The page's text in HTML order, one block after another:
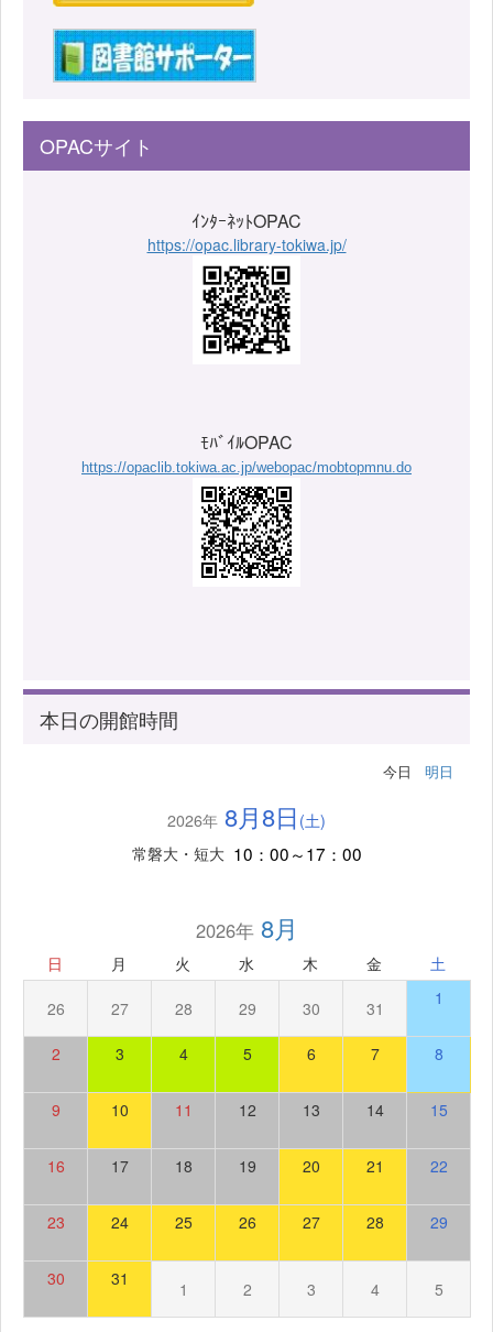
OPACサイト
ｲﾝﾀｰﾈｯﾄOPAC
https://opac.library-tokiwa.jp/
ﾓﾊﾞｲﾙOPAC
https://opaclib.tokiwa.ac.jp/webopac/mobtopmnu.do
本日の開館時間
今日 明日
2026年 8月8日 (土)
常磐大・短大 10：00～17：00
2026年8月
日 月 火 水 木 金 土
26 27 28 29 30 31 1
2 3 4 5 6 7 8
9 10 11 12 13 14 15
16 17 18 19 20 21 22
23 24 25 26 27 28 29
30 31 1 2 3 4 5